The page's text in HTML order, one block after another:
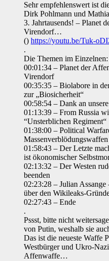
Sehr empfehlenswert ist
Dirk Pohlmann und
3. Jahrtausends! – Planet
Virendorf…
() https://youtu.be/Tuk-
.
Die Themen im Einzelnen:
00:01:34 – Planet der
Virendorf
00:35:35 – Biolabore in
zur „Biosicherheit“
00:58:54 – Dank an
01:13:39 – From Russia
“Unsterblichen Regiment“
01:38:00 – Political
Massenverblödungswaffen
01:58:43 – Der Letzte
ist ökonomischer
02:13:32 – Der Westen
beenden
02:23:28 – Julian
über den Wikileaks-
02:27:43 – Ende
.
Pssst, bitte nicht
von Putin, weshalb sie
Das ist die neueste Waffe
Westbürger und Ukro-
Affenwaffe…